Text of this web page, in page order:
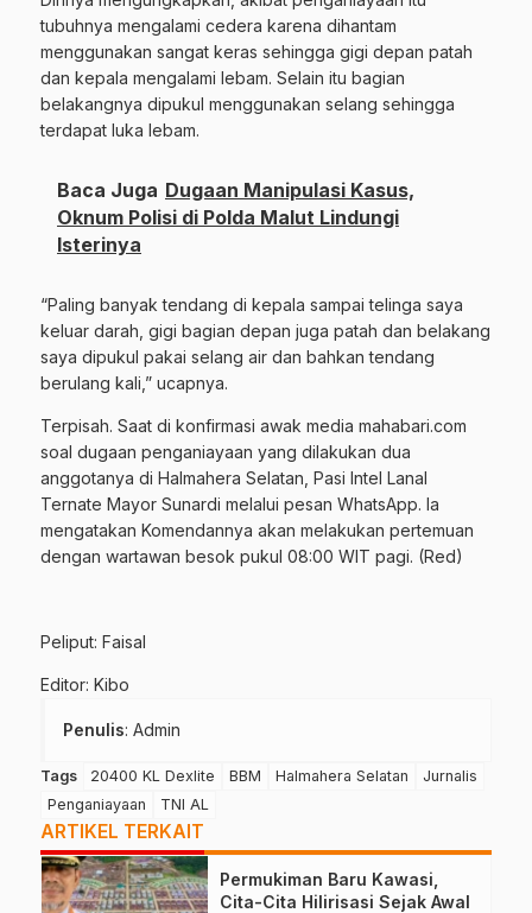
tubuhnya mengalami cedera karena dihantam
menggunakan sangat keras sehingga gigi depan patah
dan kepala mengalami lebam. Selain itu bagian
belakangnya dipukul menggunakan selang sehingga
terdapat luka lebam.
Baca Juga Dugaan Manipulasi Kasus,
Oknum Polisi di Polda Malut Lindungi
Isterinya
“Paling banyak tendang di kepala sampai telinga saya
keluar darah, gigi bagian depan juga patah dan belakang
saya dipukul pakai selang air dan bahkan tendang
berulang kali,” ucapnya.
Terpisah. Saat di konfirmasi awak media mahabari.com
soal dugaan penganiayaan yang dilakukan dua
anggotanya di Halmahera Selatan, Pasi Intel Lanal
Ternate Mayor Sunardi melalui pesan WhatsApp. Ia
mengatakan Komendannya akan melakukan pertemuan
dengan wartawan besok pukul 08:00 WIT pagi. (Red)
Peliput: Faisal
Editor: Kibo
Penulis: Admin
Tags 20400 KL Dexlite BBM Halmahera Selatan
Jurnalis
Penganiayaan
TNI AL
ARTIKEL TERKAIT
Permukiman Baru Kawasi,
Cita-Cita Hilirisasi Sejak Awal